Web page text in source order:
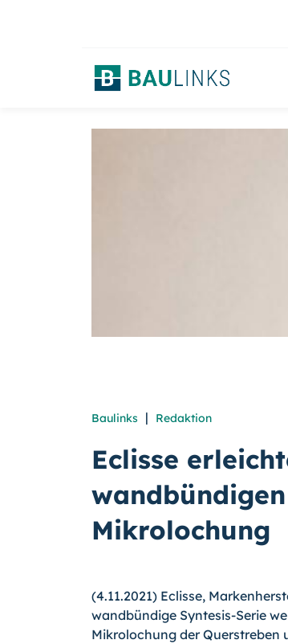
Baulinks | Redaktion
Eclisse
Mikrolochung
(4.11.2021) Eclisse,
wandbündige Syntesis-Serie
Mikrolochung der Querstreben